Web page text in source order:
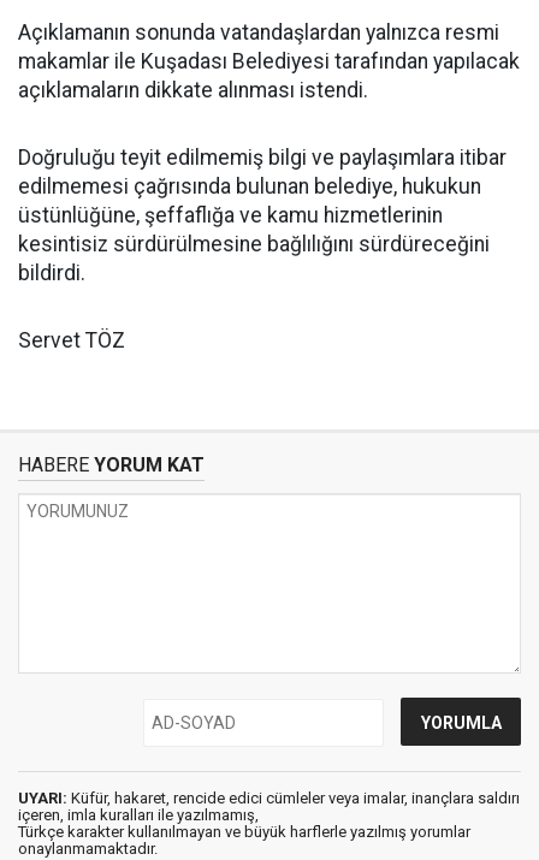
Açıklamanın sonunda vatandaşlardan yalnızca resmi
makamlar ile Kuşadası Belediyesi tarafından yapılacak
açıklamaların dikkate alınması istendi.
Doğruluğu teyit edilmemiş bilgi ve paylaşımlara itibar
edilmemesi çağrısında bulunan belediye, hukukun
üstünlüğüne, şeffaflığa ve kamu hizmetlerinin
kesintisiz sürdürülmesine bağlılığını sürdüreceğini
bildirdi.
Servet TÖZ
HABERE YORUM KAT
UYARI: Küfür, hakaret, rencide edici cümleler veya imalar, inançlara saldırı
içeren, imla kuralları ile yazılmamış,
Türkçe karakter kullanılmayan ve büyük harflerle yazılmış yorumlar
onaylanmamaktadır.